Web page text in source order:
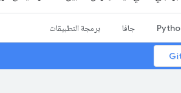
جافا برمجة التطبيقات